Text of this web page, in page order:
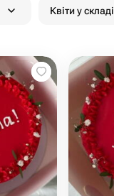
Квіти у складі